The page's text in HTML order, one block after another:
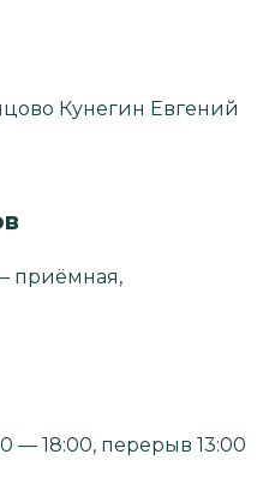
Кунегин Евгений
приёмная,
— 18:00, перерыв 13:00